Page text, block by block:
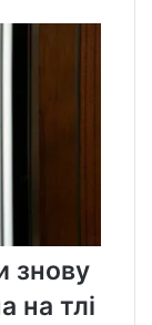
знову
на тлі